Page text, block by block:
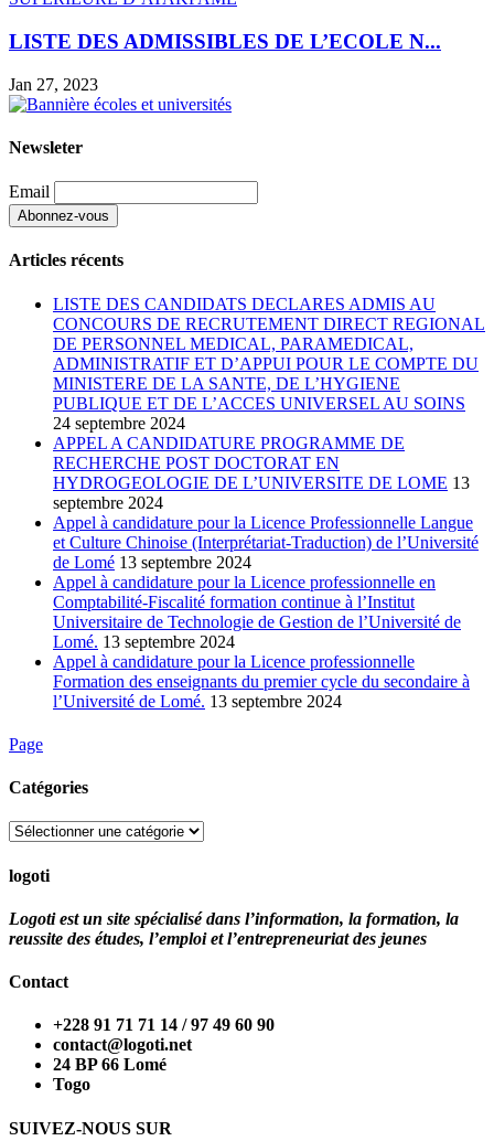
LISTE DES ADMISSIBLES DE L’ECOLE N...
Jan 27, 2023
Newsleter
Email
Articles récents
LISTE DES CANDIDATS DECLARES ADMIS AU
CONCOURS DE RECRUTEMENT DIRECT REGIONAL
DE PERSONNEL MEDICAL, PARAMEDICAL,
ADMINISTRATIF ET D’APPUI POUR LE COMPTE DU
MINISTERE DE LA SANTE, DE L’HYGIENE
PUBLIQUE ET DE L’ACCES UNIVERSEL AU SOINS
24 septembre 2024
APPEL A CANDIDATURE PROGRAMME DE
RECHERCHE POST DOCTORAT EN
HYDROGEOLOGIE DE L’UNIVERSITE DE LOME 13
septembre 2024
Appel à candidature pour la Licence Professionnelle Langue
et Culture Chinoise (Interprétariat-Traduction) de l’Université
de Lomé 13 septembre 2024
Appel à candidature pour la Licence professionnelle en
Comptabilité-Fiscalité formation continue à l’Institut
Universitaire de Technologie de Gestion de l’Université de
Lomé. 13 septembre 2024
Appel à candidature pour la Licence professionnelle
Formation des enseignants du premier cycle du secondaire à
l’Université de Lomé. 13 septembre 2024
Page
Catégories
Catégories
logoti
Logoti est un site spécialisé dans l’information, la formation, la
reussite des études, l’emploi et l’entrepreneuriat des jeunes
Contact
+228 91 71 71 14 / 97 49 60 90
contact@logoti.net
24 BP 66 Lomé
Togo
SUIVEZ-NOUS SUR